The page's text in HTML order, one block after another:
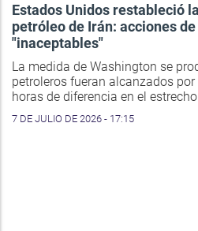
Estados Unidos restableció
petróleo de Irán: acciones
"inaceptables"
La medida de Washington se
petroleros fueran alcanzados
horas de diferencia en el
7 DE JULIO DE 2026 - 17:15